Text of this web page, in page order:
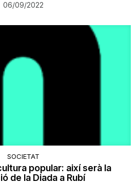
06/09/2022
SOCIETAT
popular: així serà la
de la Diada a Rubí